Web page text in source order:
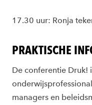
17.30 uur: Ronja
PRAKTISCHE
De conferentie Druk!
managers en